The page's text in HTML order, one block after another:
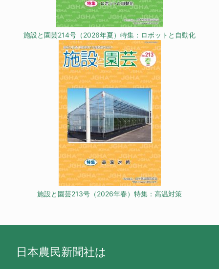
施設と園芸214号（2026年夏）特集：ロボットと自動化
施設と園芸213号（2026年春）特集：高温対策
日本農民新聞社は